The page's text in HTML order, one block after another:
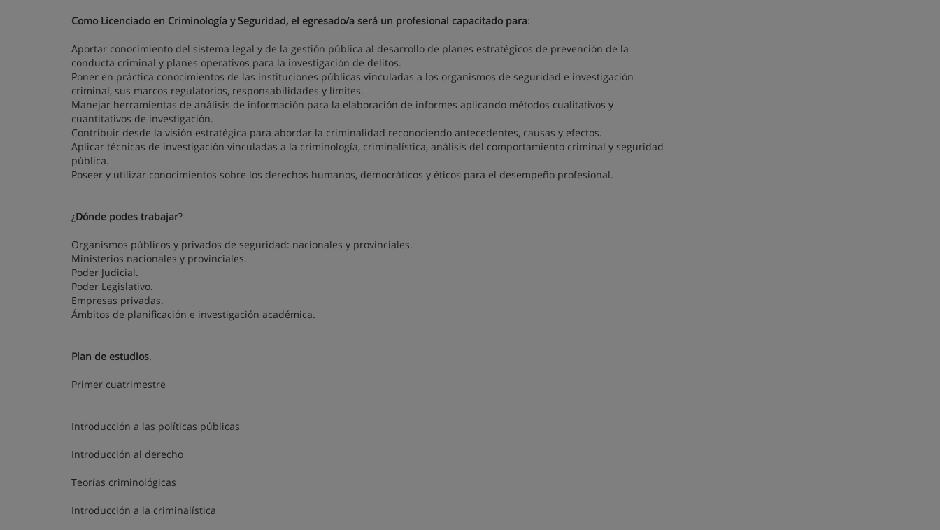
Como Licenciado en Criminología y Seguridad, el egresado/a será un profesional capacitado para:
Aportar conocimiento del sistema legal y de la gestión pública al desarrollo de planes estratégicos de prevención de la
conducta criminal y planes operativos para la investigación de delitos.
Poner en práctica conocimientos de las instituciones públicas vinculadas a los organismos de seguridad e investigación
criminal, sus marcos regulatorios, responsabilidades y límites.
Manejar herramientas de análisis de información para la elaboración de informes aplicando métodos cualitativos y
cuantitativos de investigación.
Contribuir desde la visión estratégica para abordar la criminalidad reconociendo antecedentes, causas y efectos.
Aplicar técnicas de investigación vinculadas a la criminología, criminalística, análisis del comportamiento criminal y seguridad
pública.
Poseer y utilizar conocimientos sobre los derechos humanos, democráticos y éticos para el desempeño profesional.
¿Dónde podes trabajar?
Organismos públicos y privados de seguridad: nacionales y provinciales.
Ministerios nacionales y provinciales.
Poder Judicial.
Poder Legislativo.
Empresas privadas.
Ámbitos de planificación e investigación académica.
Plan de estudios.
Primer cuatrimestre
Introducción a las políticas públicas
Introducción al derecho
Teorías criminológicas
Introducción a la criminalística